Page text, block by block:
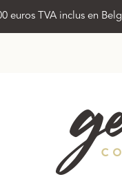
euros TVA inclus en